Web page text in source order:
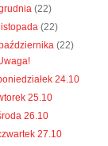
(22)
listopada(22)
(22)
24.10
25.10
26.10
27.10